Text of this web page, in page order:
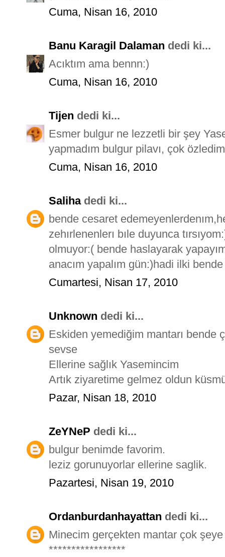
Cuma, Nisan 16, 2010
Banu Karagil Dalaman dedi ki...
Acıktım ama bennn:)
Cuma, Nisan 16, 2010
Tijen dedi ki...
Esmer bulgur ne lezzetli bir şey
yapmadım bulgur pilavı, çok
Cuma, Nisan 16, 2010
Salihadedi ki...
bende cesaret
zehırlenenlerı bıle duyunca
olmuyor:( bende haslayarak
anacım yapalım gün:)hadi ilki
Cumartesi, Nisan 17, 2010
Unknown dedi ki...
Eskiden yemediğim mantarı bende
sevse
Ellerine sağlık Yasemincim
Artık ziyaretime gelmez oldun
Pazar, Nisan 18, 2010
ZeYNeP dedi ki...
bulgur benimde favorim.
leziz gorunuyorlar ellerine saglik.
Pazartesi, Nisan 19, 2010
Ordanburdanhayattan dedi ki...
Minecim gerçekten mantar çok
*****************